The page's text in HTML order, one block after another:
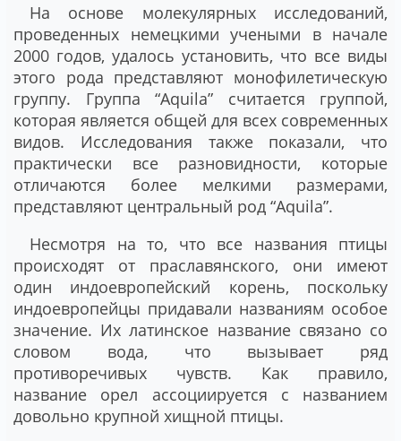
На основе молекулярных исследований,
проведенных немецкими учеными в начале
2000 годов, удалось установить, что все виды
этого рода представляют монофилетическую
группу. Группа “Aquila” считается группой,
которая является общей для всех современных
видов. Исследования также показали, что
практически все разновидности, которые
отличаются более мелкими размерами,
представляют центральный род “Aquila”.
Несмотря на то, что все названия птицы
происходят от праславянского, они имеют
один индоевропейский корень, поскольку
индоевропейцы придавали названиям особое
значение. Их латинское название связано со
словом вода, что вызывает ряд
противоречивых чувств. Как правило,
название орел ассоциируется с названием
довольно крупной хищной птицы.